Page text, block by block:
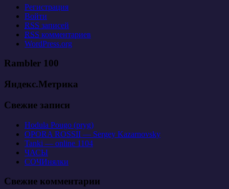
Регистрация
Войти
RSS записей
RSS комментариев
WordPress.org
Rambler 100
Яндекс.Метрика
Свежие записи
Hodula Pougo (pryg)
OPORA ROSSII — Sergey Kazarnovsky
Tanki — online 1104
ЧАСЫ
СОЧИнялки
Свежие комментарии